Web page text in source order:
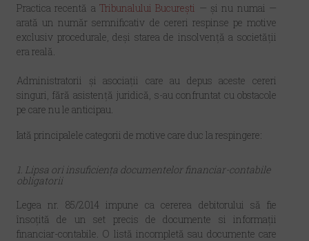
Practica recentă a Tribunalului București — și nu numai —
arată un număr semnificativ de cereri respinse pe motive
exclusiv procedurale, deși starea de insolvență a societății
era reală.
Administratorii și asociații care au depus aceste cereri
singuri, fără asistență juridică, s-au confruntat cu obstacole
pe care nu le anticipau.
Iată principalele categorii de motive care duc la respingere:
1. Lipsa ori insuficiența documentelor financiar-contabile
obligatorii
Legea nr. 85/2014 impune ca cererea debitorului să fie
însoțită de un set precis de documente si informații
financiar-contabile. O listă incompletă sau documente care